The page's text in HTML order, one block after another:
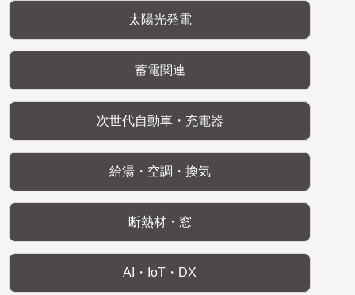
太陽光発電
蓄電関連
次世代自動車・充電器
給湯・空調・換気
断熱材・窓
AI・IoT・DX